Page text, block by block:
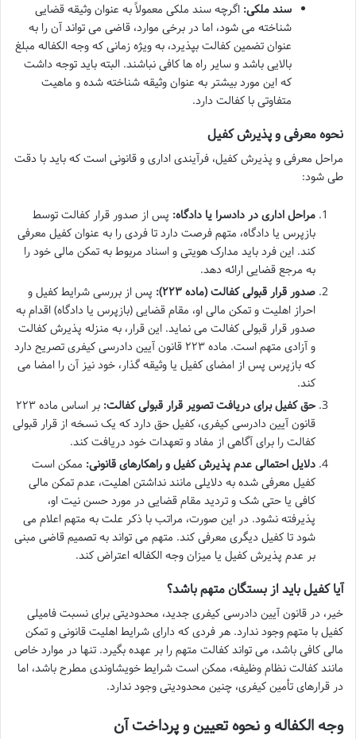
سند ملکی: اگرچه سند ملکی معمولاً به عنوان وثیقه قضایی
شناخته می شود، اما در برخی موارد، قاضی می تواند آن را به
عنوان تضمین کفالت بپذیرد، به ویژه زمانی که وجه الکفاله مبلغ
بالایی باشد و سایر راه ها کافی نباشند. البته باید توجه داشت
که این مورد بیشتر به عنوان وثیقه شناخته شده و ماهیت
متفاوتی با کفالت دارد.
نحوه معرفی و پذیرش کفیل
مراحل معرفی و پذیرش کفیل، فرآیندی اداری و قانونی است که باید با دقت
طی شود:
مراحل اداری در دادسرا یا دادگاه: پس از صدور قرار کفالت توسط
بازپرس یا دادگاه، متهم فرصت دارد تا فردی را به عنوان کفیل معرفی
کند. این فرد باید مدارک هویتی و اسناد مربوط به تمکن مالی خود را
به مرجع قضایی ارائه دهد.
صدور قرار قبولی کفالت (ماده ۲۲۳):
پس از بررسی شرایط کفیل و
احراز اهلیت و تمکن مالی او، مقام قضایی (بازپرس یا دادگاه) اقدام به
صدور قرار قبولی کفالت می نماید. این قرار، به منزله پذیرش کفالت
و آزادی متهم است. ماده ۲۲۳ قانون آیین دادرسی کیفری تصریح دارد
که بازپرس پس از امضای کفیل یا وثیقه گذار، خود نیز آن را امضا می
کند.
حق کفیل برای دریافت تصویر قرار قبولی کفالت:
بر اساس ماده ۲۲۳
قانون آیین دادرسی کیفری، کفیل حق دارد که یک نسخه از قرار قبولی
کفالت را برای آگاهی از مفاد و تعهدات خود دریافت کند.
دلایل احتمالی عدم پذیرش کفیل و راهکارهای قانونی: ممکن است
کفیل معرفی شده به دلایلی مانند نداشتن اهلیت، عدم تمکن مالی
کافی یا حتی شک و تردید مقام قضایی در مورد حسن نیت او،
پذیرفته نشود. در این صورت، مراتب با ذکر علت به متهم اعلام می
شود تا کفیل دیگری معرفی کند. متهم می تواند به تصمیم قاضی مبنی
بر عدم پذیرش کفیل یا میزان وجه الکفاله اعتراض کند.
آیا کفیل باید از بستگان متهم باشد؟
خیر، در قانون آیین دادرسی کیفری جدید، محدودیتی برای نسبت فامیلی
کفیل با متهم وجود ندارد. هر فردی که دارای شرایط اهلیت قانونی و تمکن
مالی کافی باشد، می تواند کفالت متهم را بر عهده بگیرد. تنها در موارد خاص
مانند کفالت نظام وظیفه، ممکن است شرایط خویشاوندی مطرح باشد، اما
در قرارهای تأمین کیفری، چنین محدودیتی وجود ندارد.
وجه الکفاله و نحوه تعیین و پرداخت آن